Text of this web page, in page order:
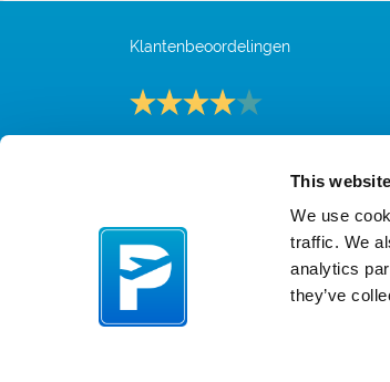
This
We use
traffic. We
analytics
they’ve
Klantenbeoordelingen